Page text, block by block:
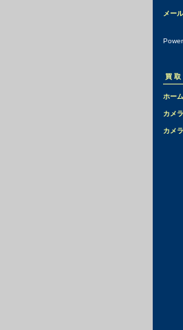
メー
買
ホー
カメ
カメ